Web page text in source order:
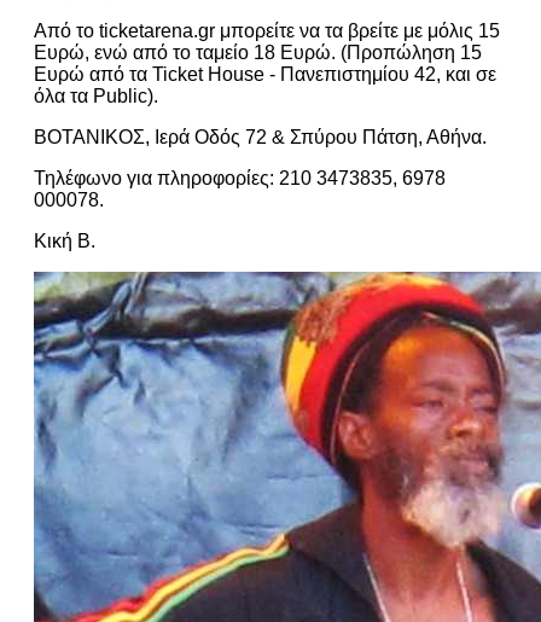
Από το ticketarena.gr μπορείτε να τα βρείτε με μόλις 15
Ευρώ, ενώ από το ταμείο 18 Ευρώ. (Προπώληση 15
Ευρώ από τα Ticket House - Πανεπιστημίου 42, και σε
όλα τα Public).
ΒΟΤΑΝΙΚΟΣ, Ιερά Οδός 72 & Σπύρου Πάτση, Αθήνα.
Τηλέφωνο για πληροφορίες: 210 3473835, 6978
000078.
Κική Β.